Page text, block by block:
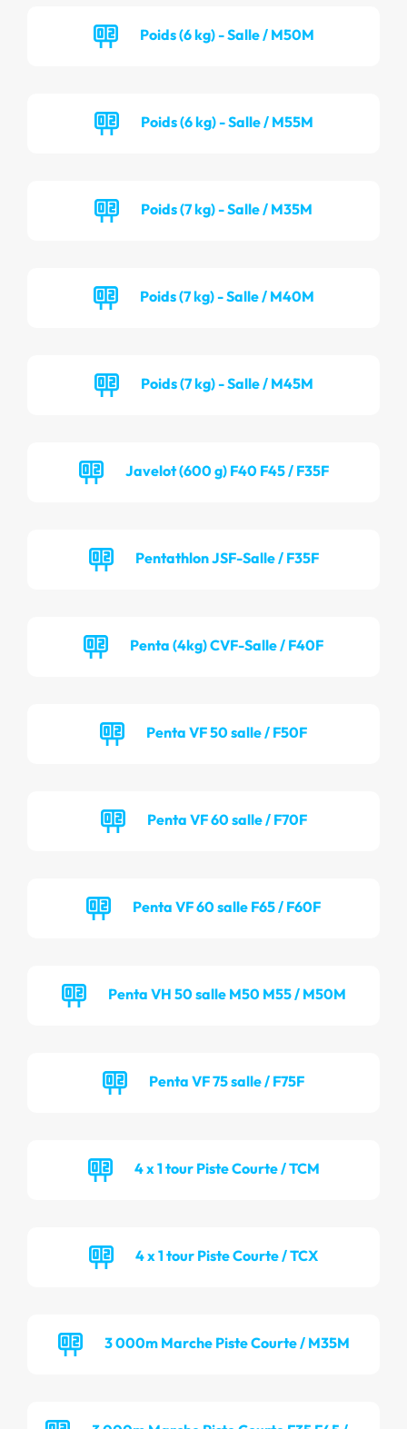
Poids (6 kg) - Salle / M50M
Poids (6 kg) - Salle / M55M
Poids (7 kg) - Salle / M35M
Poids (7 kg) - Salle / M40M
Poids (7 kg) - Salle / M45M
Javelot (600 g) F40 F45 / F35F
Pentathlon JSF-Salle / F35F
Penta (4kg) CVF-Salle / F40F
Penta VF 50 salle / F50F
Penta VF 60 salle / F70F
Penta VF 60 salle F65 / F60F
Penta VH 50 salle M50 M55 / M50M
Penta VF 75 salle / F75F
4 x 1 tour Piste Courte / TCM
4 x 1 tour Piste Courte / TCX
3 000m Marche Piste Courte / M35M